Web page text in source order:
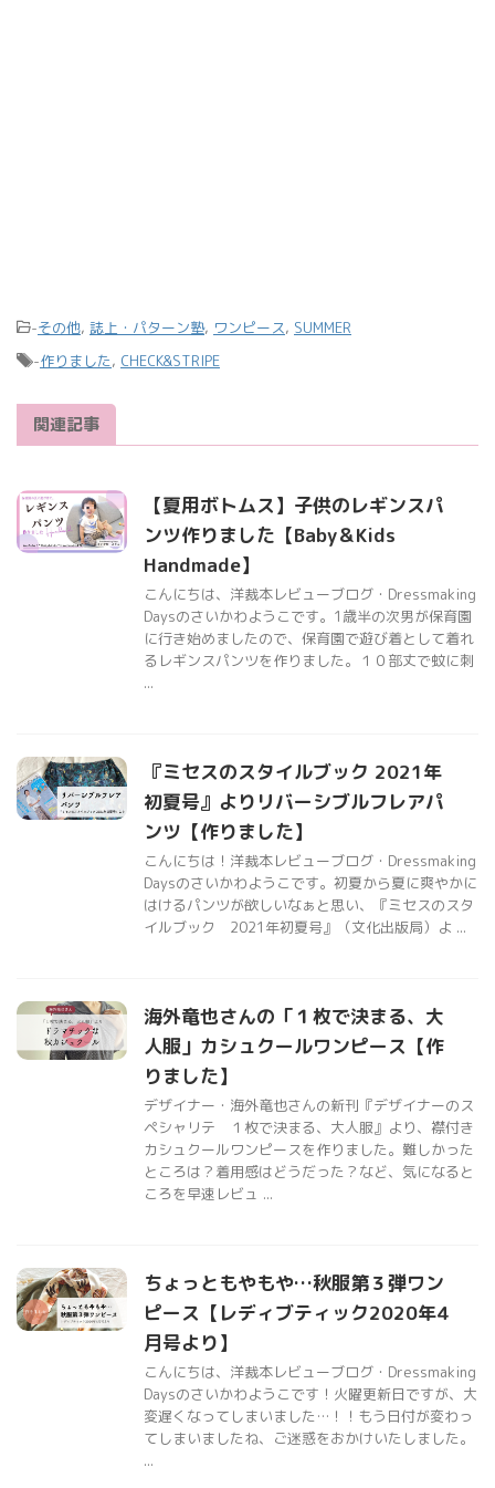
-その他, 誌上・パターン塾, ワンピース, SUMMER
-作りました, CHECK&STRIPE
関連記事
【夏用ボトムス】子供のレギンスパ
ンツ作りました【Baby＆Kids
Handmade】
こんにちは、洋裁本レビューブログ・Dressmaking
Daysのさいかわようこです。1歳半の次男が保育園
に行き始めましたので、保育園で遊び着として着れ
るレギンスパンツを作りました。１０部丈で蚊に刺
...
『ミセスのスタイルブック 2021年
初夏号』よりリバーシブルフレアパ
ンツ【作りました】
こんにちは！洋裁本レビューブログ・Dressmaking
Daysのさいかわようこです。初夏から夏に爽やかに
はけるパンツが欲しいなぁと思い、『ミセスのスタ
イルブック 2021年初夏号』（文化出版局）よ ...
海外竜也さんの「１枚で決まる、大
人服」カシュクールワンピース【作
りました】
デザイナー・海外竜也さんの新刊『デザイナーのス
ペシャリテ １枚で決まる、大人服』より、襟付き
カシュクールワンピースを作りました。難しかった
ところは？着用感はどうだった？など、気になると
ころを早速レビュ ...
ちょっともやもや…秋服第３弾ワン
ピース【レディブティック2020年4
月号より】
こんにちは、洋裁本レビューブログ・Dressmaking
Daysのさいかわようこです！火曜更新日ですが、大
変遅くなってしまいました…！！もう日付が変わっ
てしまいましたね、ご迷惑をおかけいたしました。
...